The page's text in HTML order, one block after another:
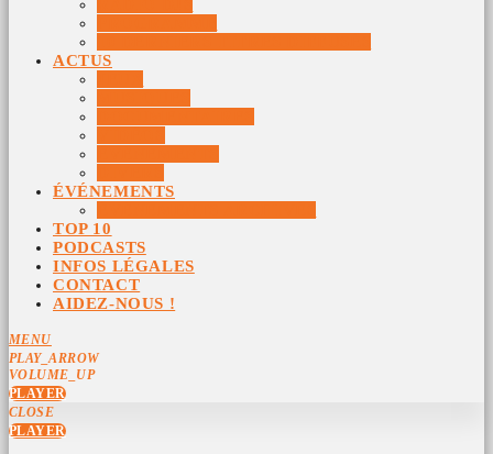
ACTUS
ÉVÉNEMENTS
TOP 10
PODCASTS
INFOS LÉGALES
CONTACT
AIDEZ-NOUS !
MENU
PLAY_ARROW
VOLUME_UP
PLAYER
CLOSE
PLAYER